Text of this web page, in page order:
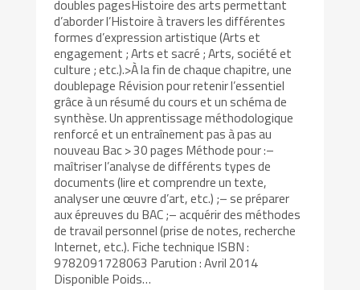
doubles pagesHistoire des arts permettant
d’aborder l’Histoire à travers les différentes
formes d’expression artistique (Arts et
engagement ; Arts et sacré ; Arts, société et
culture ; etc.).>À la fin de chaque chapitre, une
doublepage Révision pour retenir l’essentiel
grâce à un résumé du cours et un schéma de
synthèse. Un apprentissage méthodologique
renforcé et un entraînement pas à pas au
nouveau Bac > 30 pages Méthode pour :–
maîtriser l’analyse de différents types de
documents (lire et comprendre un texte,
analyser une œuvre d’art, etc.) ;– se préparer
aux épreuves du BAC ;– acquérir des méthodes
de travail personnel (prise de notes, recherche
Internet, etc.). Fiche technique ISBN :
9782091728063 Parution : Avril 2014
Disponible Poids…